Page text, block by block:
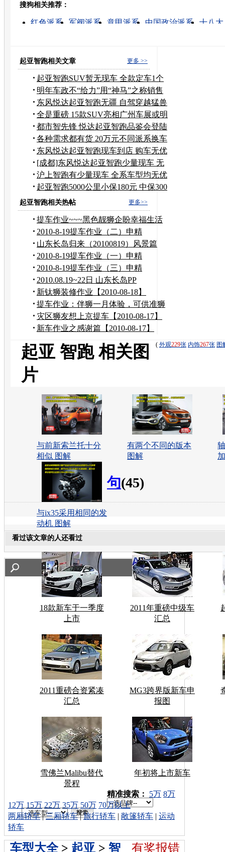
搜狗相关推荐：
红色派系 军阀派系 意甲派系 中国政治派系
十八
更多 >>
起亚智跑相关文章
起亚智跑SUV暂无现车 全款定车1个
月可提
明年车政不“给力”用“神马”之称销售
东风悦达起亚智跑无疆 自驾穿越猛兽
丛林
全是重磅 15款SUV亮相广州车展或明
年出
都市智先锋 悦达起亚智跑品鉴会登陆
北京
各种需求都有货 20万元不同派系换车
选择
东风悦达起亚智跑现车到店 购车无优
惠
[成都]东风悦达起亚智跑少量现车 无
优惠
沪上智跑有少量现车 全系车型均无优
惠
起亚智跑5000公里小保180元 中保300
元
更多>>
起亚智跑相关热帖
提车作业~~~黑色靓狮企盼幸福生活
~~~
2010-8-19提车作业（二）申精
山东长岛归来（20100819）风景篇
2010-8-19提车作业（一）申精
2010-8-19提车作业（三）申精
2010.08.19~22日 山东长岛PP
新钛狮装修作业【2010-08-18】
提车作业：伴狮一月体验，可供准狮
友参考
灾区狮友想上京提车【2010-08-17】
新车作业之感谢篇【2010-08-17】
( 外观229张 内饰267张 图
起亚 智跑 相关图
片
与前新索兰托十分
相似 图解
有两个不同的版本
图解
与ix35采用相同的发
动机 图解
句(45)
看过该文章的人还看过
18款新车于一季度
上市
2011年重磅中级车
汇总
2011重磅合资紧凑
汇总
MG3跨界版新车申
报图
雪佛兰Malibu替代
景程
年初将上市新车
车型搜索：
精准搜索： 5万 8万
12万 15万 22万 35万 50万 70万以上
两厢轿车|三厢轿车|旅行轿车 | 敞篷轿车 | 运动
轿车
有奖报错
车型大全> 起亚 > 智